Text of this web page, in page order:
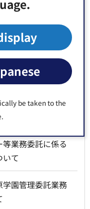
be taken to the
確保支援事業委
シッター利用支援
プロポーザルの
ク制作業務委託
て
業務委託に係る
て
学園管理委託業務